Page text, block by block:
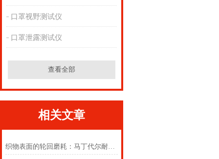
口罩视野测试仪
口罩泄露测试仪
查看全部
相关文章
织物表面的轮回磨耗：马丁代尔耐磨仪在多点轨迹与压力恒定下的耐用叙事